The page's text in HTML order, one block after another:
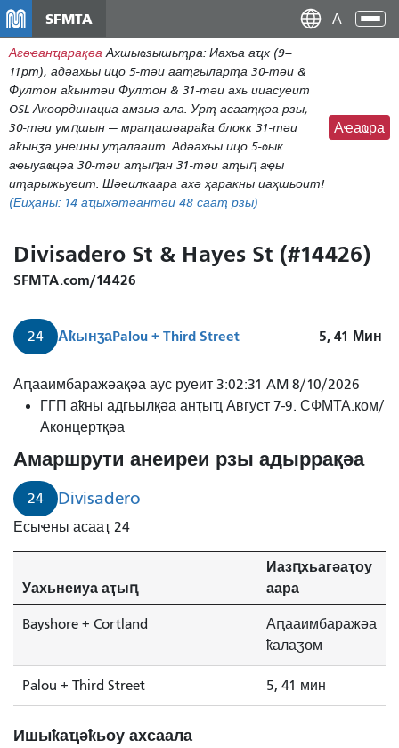
наи
дунг
SFMTA
Агәҽанҵарақәа Ахшыҩзышьҭра: Иахьа аҵх (9–
11pm), адәахьы ицо 5-тәи ааҭгыларҭа 30-тәи &
Фултон аҟынтәи Фултон & 31-тәи ахь ииасуеит
OSL Акоординациа амзыз ала. Урҭ асааҭқәа рзы,
30-тәи умԥшын — мраҭашәараҟа блокк 31-тәи
аҟынӡа унеины уҭалааит. Адәахьы ицо 5-ҩык
аҽыуаҩцәа 30-тәи аҭыԥан 31-тәи аҭыԥ аҿы
иҭарыжьуеит. Шәеилкаара ахә ҳаракны иаҳшьоит!
(Еиҳаны: 14 аҵыхәтәантәи 48 сааҭ рзы)
Аҽаҩра
Divisadero St & Hayes St (#14426)
SFMTA.com/14426
24 АҟынӡаPalou + Third Street 5, 41 Мин
Аԥааимбаражәақәа аус руеит 3:02:31 AM 8/10/2026
ГГП аҟны адгьылқәа анҭыҵ Август 7-9. СФМТА.ком/
Аконцертқәа
Амаршрути анеиреи рзы адыррақәа
24 Divisadero
Есыҽны асааҭ 24
Уахьнеиуа аҭыԥ
Иазԥхьагәаҭоу
аара
Bayshore + Cortland
Аԥааимбаражәа
ҟалаӡом
Palou + Third Street 5, 41 мин
Ишыҟаҵәҟьоу ахсаала